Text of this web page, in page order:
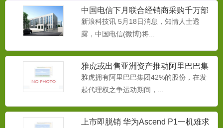
中国电信下月联合经销商采购千万部
智能手机
新浪科技讯 5月18日消息，知情人士透
露，中国电信(微博)将...
雅虎或出售亚洲资产推动阿里巴巴集
团IPO
雅虎拥有阿里巴巴集团42%的股份，在发
起代理权之争运动期间，...
上市即脱销 华为Ascend P1一机难求
为减缓本品对桥梁、路牌、挡板、汽车底
牌等金属物的腐蚀，而生产...
中央空调防冻液
本品用于中央空调循环系水系统做为防冻